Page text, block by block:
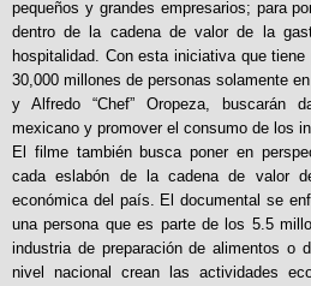
pequeños y grandes empresarios; para
dentro de la cadena de valor de la
hospitalidad. Con esta iniciativa que
30,000 millones de personas solamente
y Alfredo “Chef” Oropeza, buscarán
mexicano y promover el consumo de los
El filme también busca poner en
cada eslabón de la cadena de valor
económica del país. El documental se
una persona que es parte de los 5.5
industria de preparación de alimentos o
nivel nacional crean las actividades